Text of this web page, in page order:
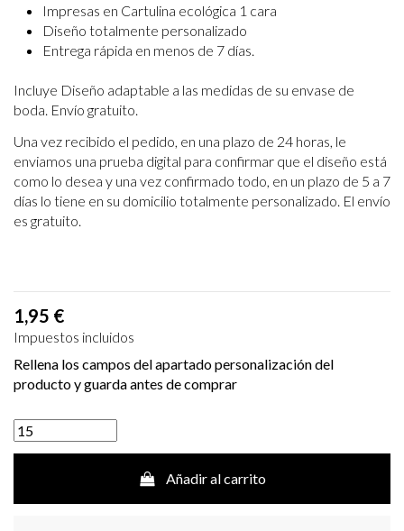
Impresas en Cartulina ecológica 1 cara
Diseño totalmente personalizado
Entrega rápida en menos de 7 días.
Incluye Diseño adaptable a las medidas de su envase de
boda. Envío gratuito.
Una vez recibido el pedido, en una plazo de 24 horas, le
enviamos una prueba digital para confirmar que el diseño está
como lo desea y una vez confirmado todo, en un plazo de 5 a 7
días lo tiene en su domicilio totalmente personalizado. El envío
es gratuito.
1,95 €
Impuestos incluidos
Rellena los campos del apartado personalización del
producto y guarda antes de comprar
Añadir al carrito